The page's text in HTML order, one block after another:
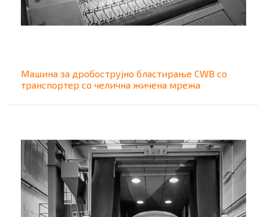
Машина за дробострујно бластиpaње CWB со
транспортер со челична жичена мрежа